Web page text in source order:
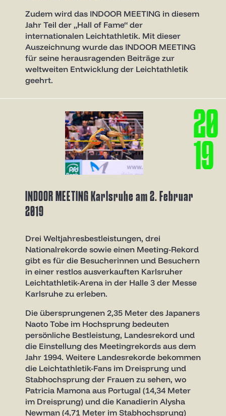
Zudem wird das INDOOR MEETING in diesem
Jahr Teil der „Hall of Fame“ der
internationalen Leichtathletik. Mit dieser
Auszeichnung wurde das INDOOR MEETING
für seine herausragenden Beiträge zur
weltweiten Entwicklung der Leichtathletik
geehrt.
20
9
INDOOR MEETING Karlsruhe am 2. Februar
2019
Drei Weltjahresbestleistungen, drei
Nationalrekorde sowie einen Meeting-Rekord
gibt es für die Besucherinnen und Besuchern
in einer restlos ausverkauften Karlsruher
Leichtathletik-Arena in der Halle 3 der Messe
Karlsruhe zu erleben.
Die übersprungenen 2,35 Meter des Japaners
Naoto Tobe im Hochsprung bedeuten
persönliche Bestleistung, Landesrekord und
die Einstellung des Meetingrekords aus dem
Jahr 1994. Weitere Landesrekorde bekommen
die Leichtathletik-Fans im Dreisprung und
Stabhochsprung der Frauen zu sehen, wo
Patricia Mamona aus Portugal (14,34 Meter
im Dreisprung) und die Kanadierin Alysha
Newman (4,71 Meter im Stabhochsprung)